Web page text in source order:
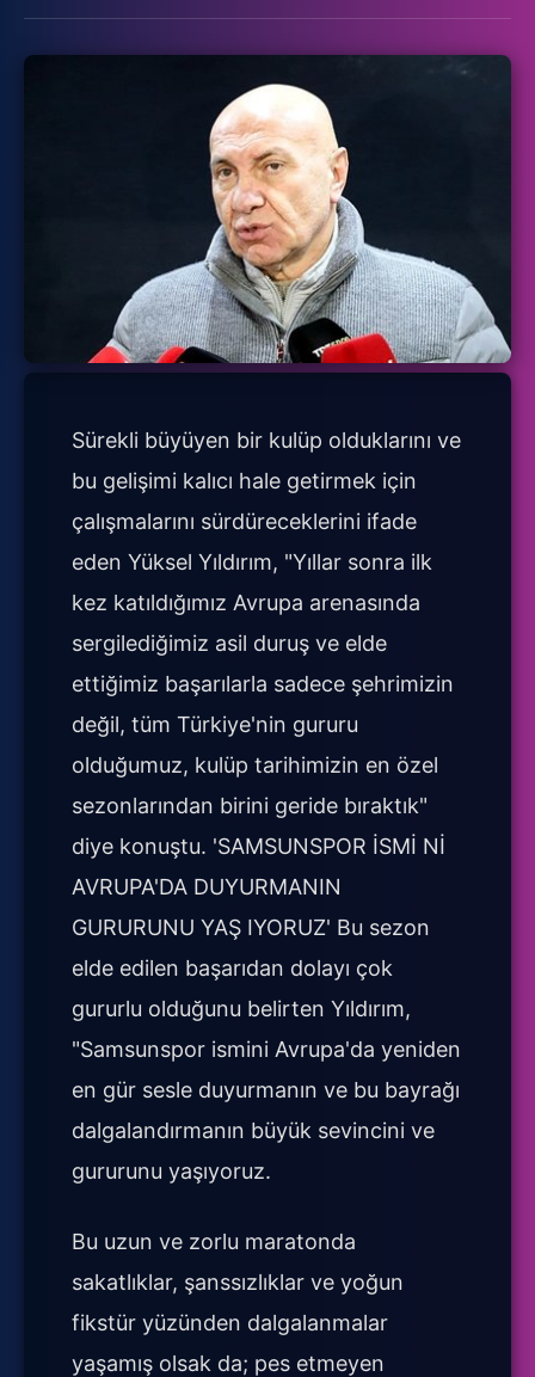
Sürekli büyüyen bir kulüp olduklarını ve
bu gelişimi kalıcı hale getirmek için
çalışmalarını sürdüreceklerini ifade
eden Yüksel Yıldırım, "Yıllar sonra ilk
kez katıldığımız Avrupa arenasında
sergilediğimiz asil duruş ve elde
ettiğimiz başarılarla sadece şehrimizin
değil, tüm Türkiye'nin gururu
olduğumuz, kulüp tarihimizin en özel
sezonlarından birini geride bıraktık"
diye konuştu. 'SAMSUNSPOR İSMİ Nİ
AVRUPA'DA DUYURMANIN
GURURUNU YAŞ IYORUZ' Bu sezon
elde edilen başarıdan dolayı çok
gururlu olduğunu belirten Yıldırım,
"Samsunspor ismini Avrupa'da yeniden
en gür sesle duyurmanın ve bu bayrağı
dalgalandırmanın büyük sevincini ve
gururunu yaşıyoruz.
Bu uzun ve zorlu maratonda
sakatlıklar, şanssızlıklar ve yoğun
fikstür yüzünden dalgalanmalar
yaşamış olsak da; pes etmeyen